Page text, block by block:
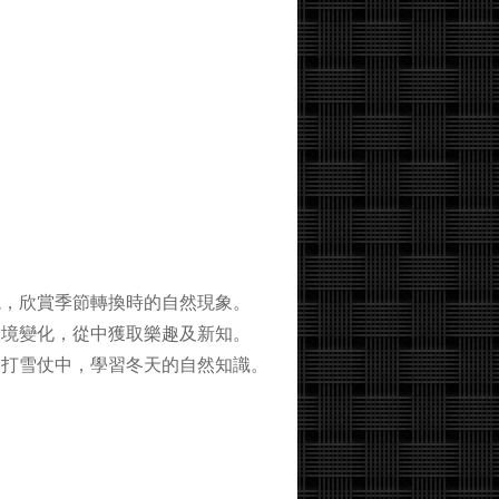
賞季節轉換時的自然現象。
化，從中獲取樂趣及新知。
仗中，學習冬天的自然知識。